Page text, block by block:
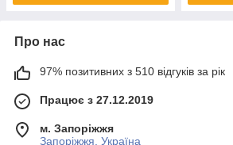
Про нас
97% позитивних з 510 відгуків за рік
Працює з 27.12.2019
м. Запоріжжя
Запоріжжя, Україна